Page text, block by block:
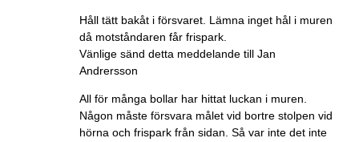
Håll tätt bakåt i försvaret. Lämna inget hål i muren
då motståndaren får frispark.
Vänlige sänd detta meddelande till Jan
Andrersson
All för många bollar har hittat luckan i muren.
Någon måste försvara målet vid bortre stolpen vid
hörna och frispark från sidan. Så var inte det inte